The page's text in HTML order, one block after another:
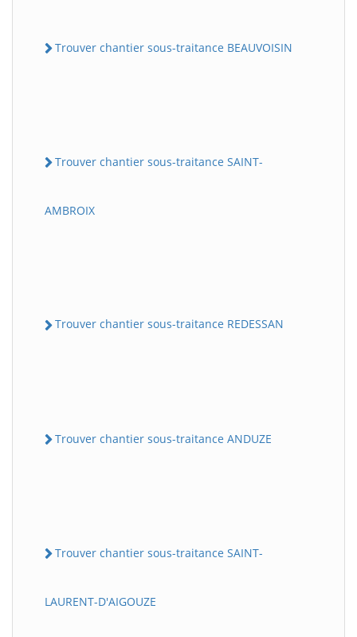
Trouver chantier sous-traitance BEAUVOISIN
Trouver chantier sous-traitance SAINT-
AMBROIX
Trouver chantier sous-traitance REDESSAN
Trouver chantier sous-traitance ANDUZE
Trouver chantier sous-traitance SAINT-
LAURENT-D'AIGOUZE